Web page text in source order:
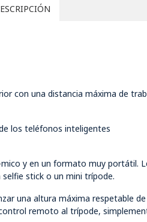
con una distancia máxima de
los teléfonos inteligentes
y en un formato muy portátil.
stick o un mini trípode.
una altura máxima respetable
remoto al trípode,